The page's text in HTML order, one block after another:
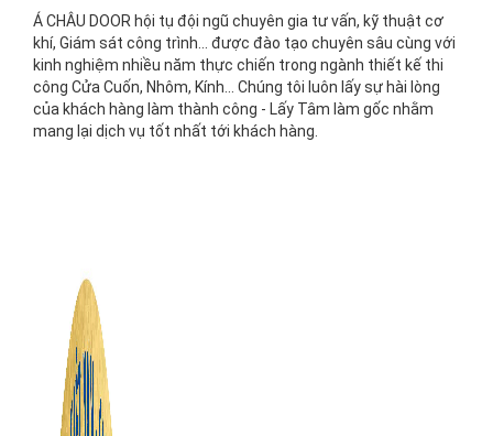
Á CHÂU DOOR hội tụ đội ngũ chuyên gia tư vấn, kỹ thuật cơ
khí, Giám sát công trình... được đào tạo chuyên sâu cùng với
kinh nghiệm nhiều năm thực chiến trong ngành thiết kế thi
công Cửa Cuốn, Nhôm, Kính... Chúng tôi luôn lấy sự hài lòng
của khách hàng làm thành công - Lấy Tâm làm gốc nhằm
mang lại dịch vụ tốt nhất tới khách hàng.